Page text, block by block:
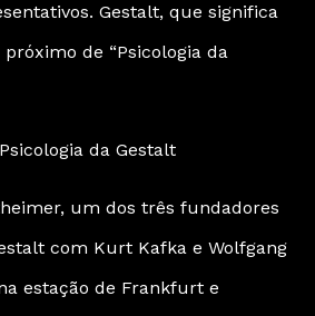
Gestalt, que significa
de “Psicologia da
da Gestalt
um dos três fundadores
com Kurt Kafka e Wolfgang
estação de Frankfurt e